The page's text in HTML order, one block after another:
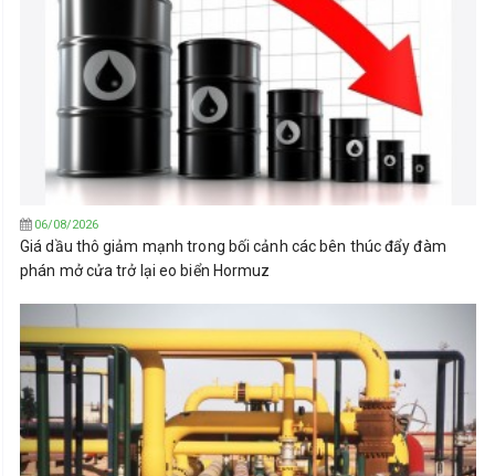
06/08/2026
Giá dầu thô giảm mạnh trong bối cảnh các bên thúc đẩy đàm
phán mở cửa trở lại eo biển Hormuz